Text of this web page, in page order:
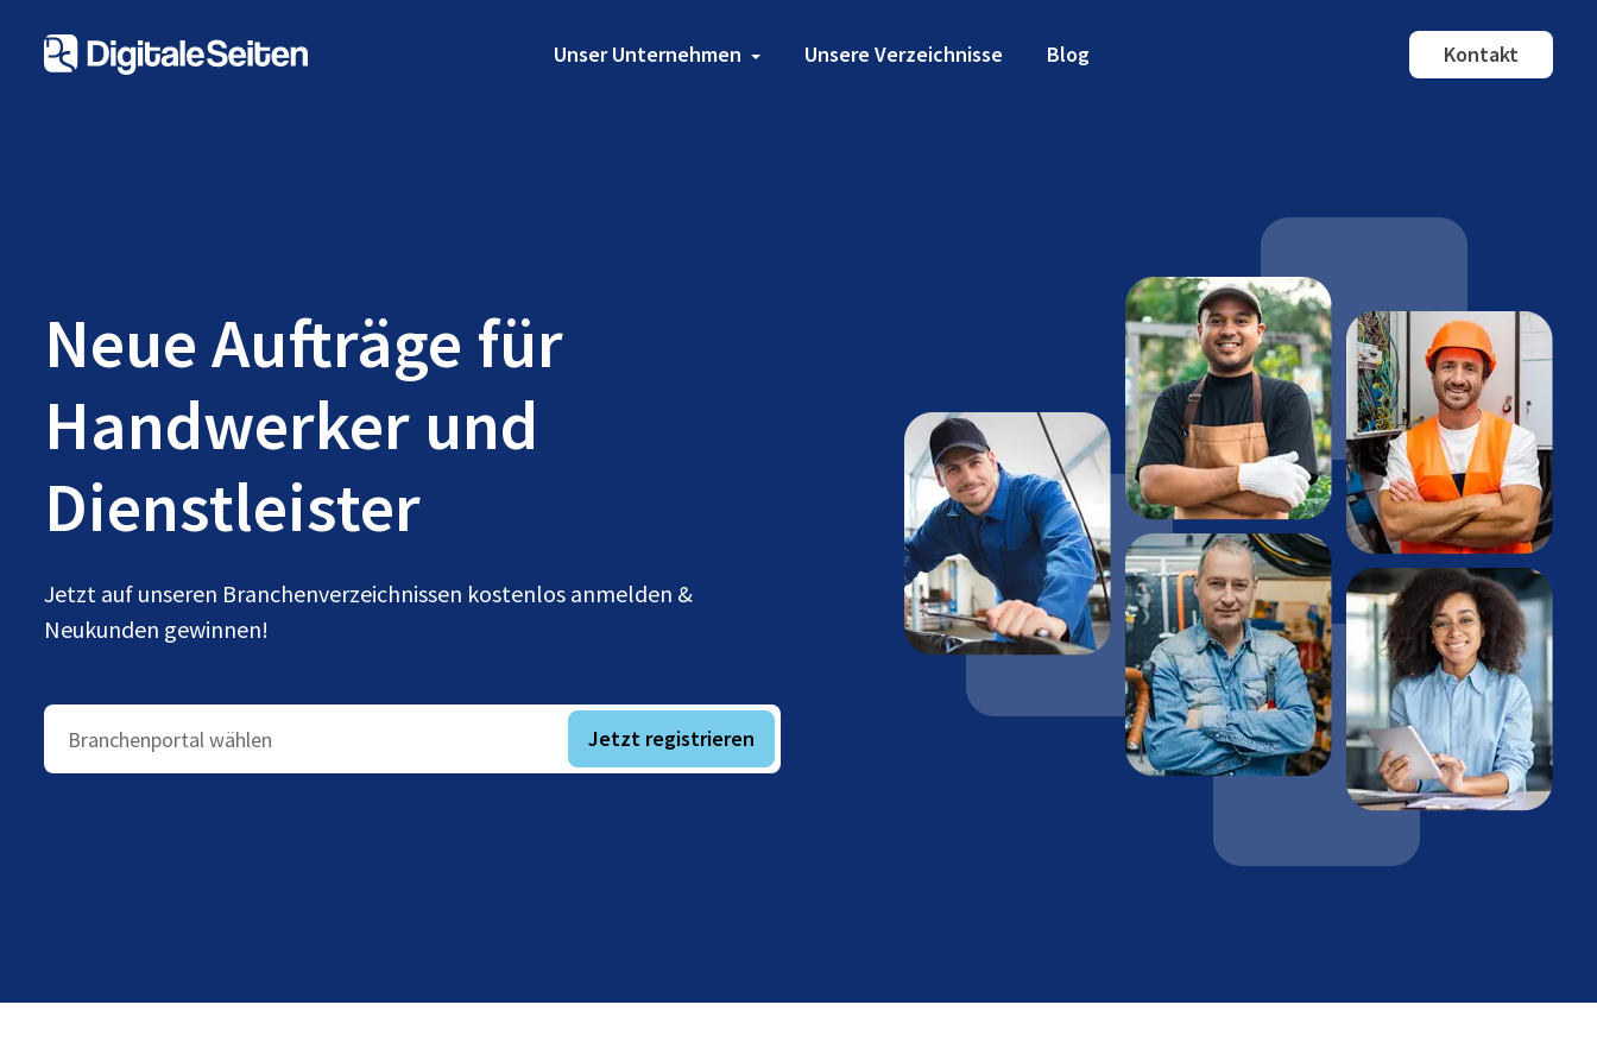
Unser Unternehmen Unsere Verzeichnisse Blog Kontakt
Neue Aufträge für
Handwerker und
Dienstleister
Jetzt auf unseren Branchenverzeichnissen kostenlos anmelden &
Neukunden gewinnen!
Branchenportal wählen Jetzt registrieren